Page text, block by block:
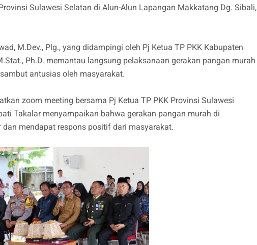
Sulawesi Selatan di Alun-Alun Lapangan Makkatang Dg. Sibali,
M.Dev., Plg., yang didampingi oleh Pj Ketua TP PKK Kabupaten
Ph.D. memantau langsung pelaksanaan gerakan pangan murah
antusias oleh masyarakat.
zoom meeting bersama Pj Ketua TP PKK Provinsi Sulawesi
Takalar menyampaikan bahwa gerakan pangan murah di
mendapat respons positif dari masyarakat.